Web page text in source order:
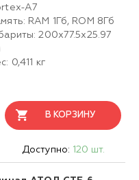
A7
RAM 1Гб, ROM 8Гб
200х77.5х25.97
0,411 кг
В КОРЗИНУ
Доступно: 120 шт.